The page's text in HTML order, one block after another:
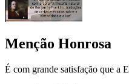
Menção Honrosa
É com grande satisfação que a